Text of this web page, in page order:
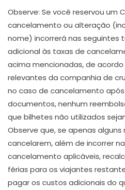
Observe: Se você reservou um
cancelamento ou alteração
nome) incorrerá nas seguintes
adicional às taxas de
acima mencionadas, de
relevantes da companhia de
no caso de cancelamento
documentos, nenhum
que bilhetes não utilizados
Observe que, se apenas
cancelarem, além de incorrer
cancelamento aplicáveis,
férias para os viajantes
pagar os custos adicionais do